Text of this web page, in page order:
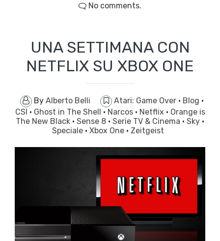
No comments.
UNA SETTIMANA CON
NETFLIX SU XBOX ONE
By Alberto Belli Atari: Game Over · Blog ·
CSI · Ghost in The Shell · Narcos · Netflix · Orange is
The New Black · Sense 8 · Serie TV & Cinema · Sky ·
Speciale · Xbox One · Zeitgeist